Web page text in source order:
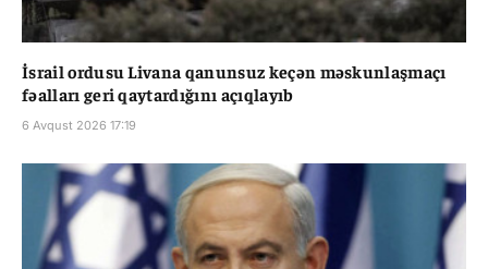
İsrail ordusu Livana qanunsuz keçən məskunlaşmaçı
fəalları geri qaytardığını açıqlayıb
6 Avqust 2026 17:19